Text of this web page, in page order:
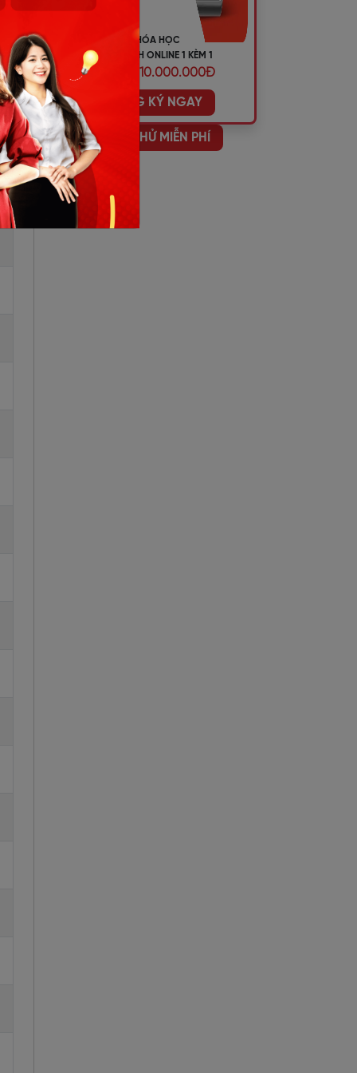
KHÓA HỌC
TIẾNG ANH ONLINE 1 KÈM 1
ƯU ĐÃI 10.000.000Đ
ĐĂNG KÝ NGAY
HỌC THỬ MIỄN PHÍ